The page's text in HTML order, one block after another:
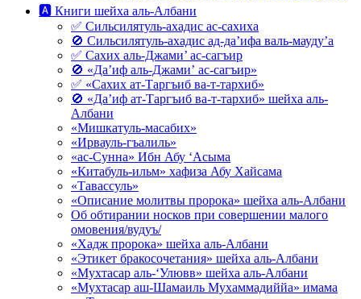
🅰 Книги шейха аль-Албани
✅ Сильсилятуль-ахадис ас-сахиха
🚫 Сильсилятуль-ахадис ад-да’ифа валь-мауду’а
✅ Сахих аль-Джами’ ас-сагъир
🚫 «Да’иф аль-Джами’ ас-сагъир»
✅ «Сахих ат-Таргъиб ва-т-тархиб»
🚫 «Да’иф ат-Таргъиб ва-т-тархиб» шейха аль-
Албани
«Мишкатуль-масабих»
«Ирвауль-гъалиль»
«ас-Сунна» Ибн Абу ‘Асыма
«Китабуль-ильм» хафиза Абу Хайсама
«Тавассуль»
«Описание молитвы пророка» шейха аль-Албани
Об обтирании носков при совершении малого
омовения/вудуъ/
«Хадж пророка» шейха аль-Албани
«Этикет бракосочетания» шейха аль-Албани
«Мухтасар аль-‘Улювв» шейха аль-Албани
«Мухтасар аш-Шамаиль Мухаммадиййа» имама